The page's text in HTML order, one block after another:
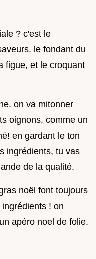
? c'est le
le fondant du
figue, et le croquant
on va mitonner
oignons, comme un
en gardant le ton
ingrédients, tu vas
de la qualité.
noël font toujours
! on
apéro noel de folie.